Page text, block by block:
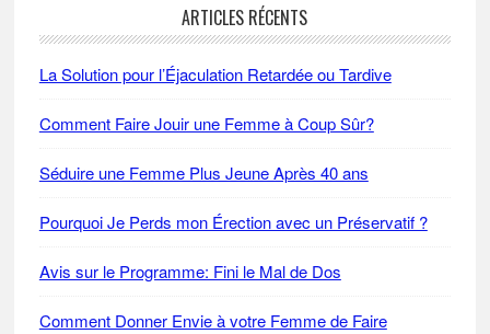
ARTICLES RÉCENTS
La Solution pour l’Éjaculation Retardée ou Tardive
Comment Faire Jouir une Femme à Coup Sûr?
Séduire une Femme Plus Jeune Après 40 ans
Pourquoi Je Perds mon Érection avec un Préservatif ?
Avis sur le Programme: Fini le Mal de Dos
Comment Donner Envie à votre Femme de Faire